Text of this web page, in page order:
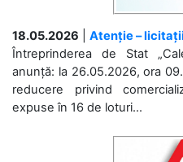
18.05.2026
Atenție –
Întreprinderea de Stat
anunță: la 26.05.2026, ora
reducere privind
expuse în 16 de loturi...